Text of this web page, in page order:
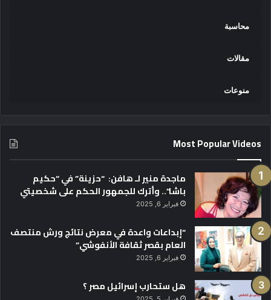
محاسبة
مقالات
منوعات
Most Popular Videos
ماجدة منير لـ هافن: “حزينة” في “حكيم
باشا”.. وأترك للجمهور الحكم على شخصيتي
فبراير 6, 2025
“إبداعات واعدة في معرض نتائج ورش منتصف
العام بقصر ثقافة الأنفوشي”
فبراير 6, 2025
هل ستحارب إسرائيل مصر ؟